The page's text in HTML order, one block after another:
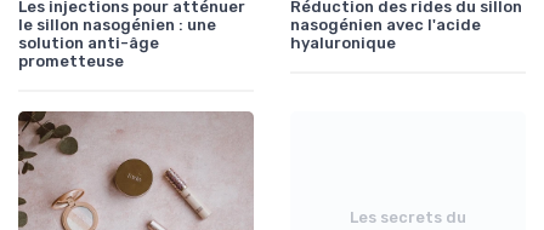
Les injections pour atténuer
le sillon nasogénien : une
solution anti-âge
prometteuse
Réduction des rides du sillon
nasogénien avec l'acide
hyaluronique
Les secrets du